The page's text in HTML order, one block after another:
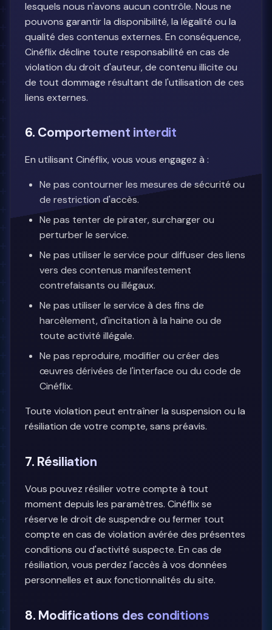
lesquels nous n'avons aucun contrôle. Nous ne
pouvons garantir la disponibilité, la légalité ou la
qualité des contenus externes. En conséquence,
Cinéflix décline toute responsabilité en cas de
violation du droit d'auteur, de contenu illicite ou
de tout dommage résultant de l'utilisation de ces
liens externes.
6. Comportement interdit
En utilisant Cinéflix, vous vous engagez à :
Ne pas contourner les mesures de sécurité ou
de restriction d'accès.
Ne pas tenter de pirater, surcharger ou
perturber le service.
Ne pas utiliser le service pour diffuser des liens
vers des contenus manifestement
contrefaisants ou illégaux.
Ne pas utiliser le service à des fins de
harcèlement, d'incitation à la haine ou de
toute activité illégale.
Ne pas reproduire, modifier ou créer des
œuvres dérivées de l'interface ou du code de
Cinéflix.
Toute violation peut entraîner la suspension ou la
résiliation de votre compte, sans préavis.
7. Résiliation
Vous pouvez résilier votre compte à tout
moment depuis les paramètres. Cinéflix se
réserve le droit de suspendre ou fermer tout
compte en cas de violation avérée des présentes
conditions ou d'activité suspecte. En cas de
résiliation, vous perdez l'accès à vos données
personnelles et aux fonctionnalités du site.
8. Modifications des conditions